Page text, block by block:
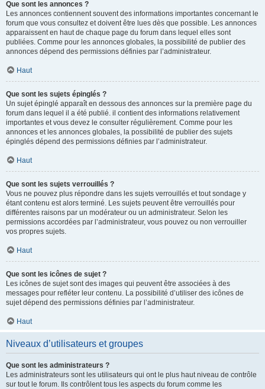
Que sont les annonces ?
Les annonces contiennent souvent des informations importantes concernant le
forum que vous consultez et doivent être lues dès que possible. Les annonces
apparaissent en haut de chaque page du forum dans lequel elles sont
publiées. Comme pour les annonces globales, la possibilité de publier des
annonces dépend des permissions définies par l’administrateur.
Haut
Que sont les sujets épinglés ?
Un sujet épinglé apparaît en dessous des annonces sur la première page du
forum dans lequel il a été publié. il contient des informations relativement
importantes et vous devez le consulter régulièrement. Comme pour les
annonces et les annonces globales, la possibilité de publier des sujets
épinglés dépend des permissions définies par l’administrateur.
Haut
Que sont les sujets verrouillés ?
Vous ne pouvez plus répondre dans les sujets verrouillés et tout sondage y
étant contenu est alors terminé. Les sujets peuvent être verrouillés pour
différentes raisons par un modérateur ou un administrateur. Selon les
permissions accordées par l’administrateur, vous pouvez ou non verrouiller
vos propres sujets.
Haut
Que sont les icônes de sujet ?
Les icônes de sujet sont des images qui peuvent être associées à des
messages pour refléter leur contenu. La possibilité d’utiliser des icônes de
sujet dépend des permissions définies par l’administrateur.
Haut
Niveaux d’utilisateurs et groupes
Que sont les administrateurs ?
Les administrateurs sont les utilisateurs qui ont le plus haut niveau de contrôle
sur tout le forum. Ils contrôlent tous les aspects du forum comme les